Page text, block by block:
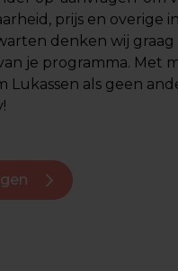
prijs en overige
denken wij
je programma. Met
Lukassen als geen